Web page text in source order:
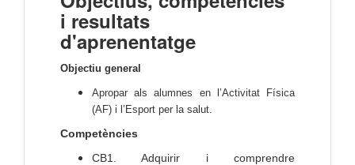
i resultats
d'aprenentatge
Objectiu general
Apropar als alumnes en l’Activitat Física
(AF) i l’Esport per la salut.
Competències
CB1. Adquirir i comprendre